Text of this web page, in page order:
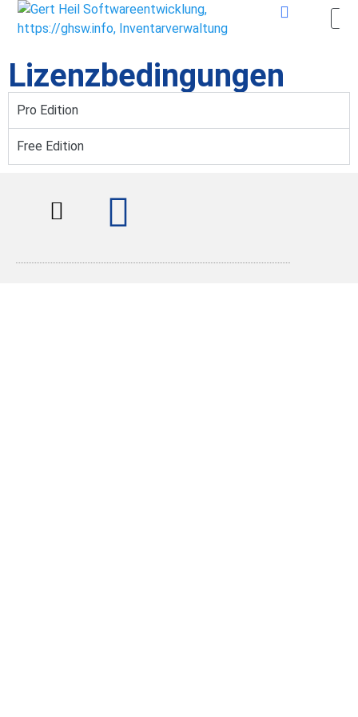
Lizenzbedingungen
Pro Edition
Free Edition